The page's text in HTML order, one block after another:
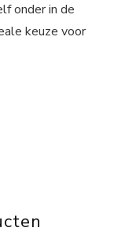
onder in de
keuze voor